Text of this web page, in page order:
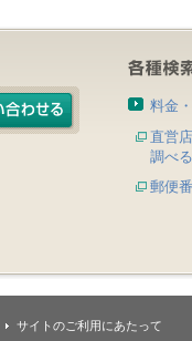
料金
直営
調べる
郵便
サイトのご利用にあたって